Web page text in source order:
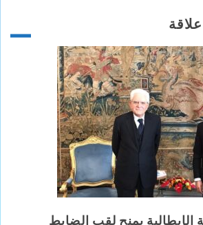
يمنح لقب الضابط